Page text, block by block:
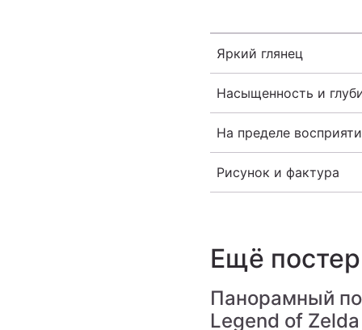
Яркий глянец
Насыщенность и
На пределе
Рисунок и фактура
Ещё
Панорамный
Legend of